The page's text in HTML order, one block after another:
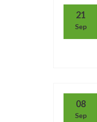
21
Sep
08
Sep